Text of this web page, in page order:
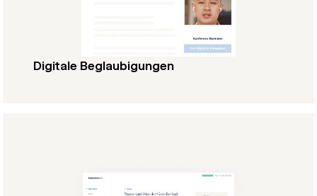
Digitale Beglaubigungen